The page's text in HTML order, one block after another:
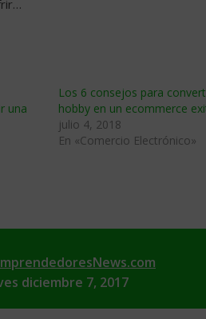
una
Los 6 consejos para
hobby en un ecommerce
julio 4, 2018
En «Comercio Electrónico»
diciembre 7, 2017